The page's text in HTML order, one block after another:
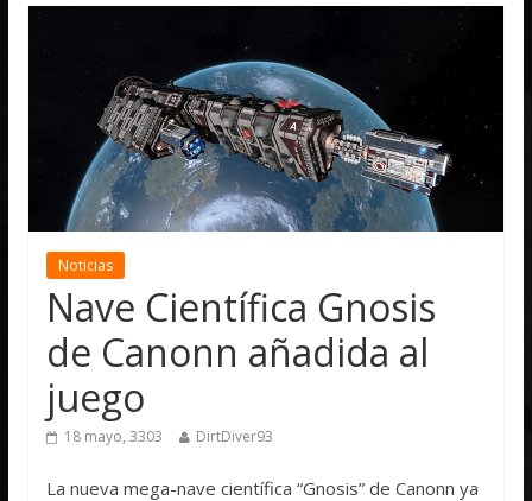
Noticias
Nave Científica Gnosis
de Canonn añadida al
juego
18 mayo, 3303 DirtDiver93
La nueva mega-nave científica “Gnosis” de Canonn ya